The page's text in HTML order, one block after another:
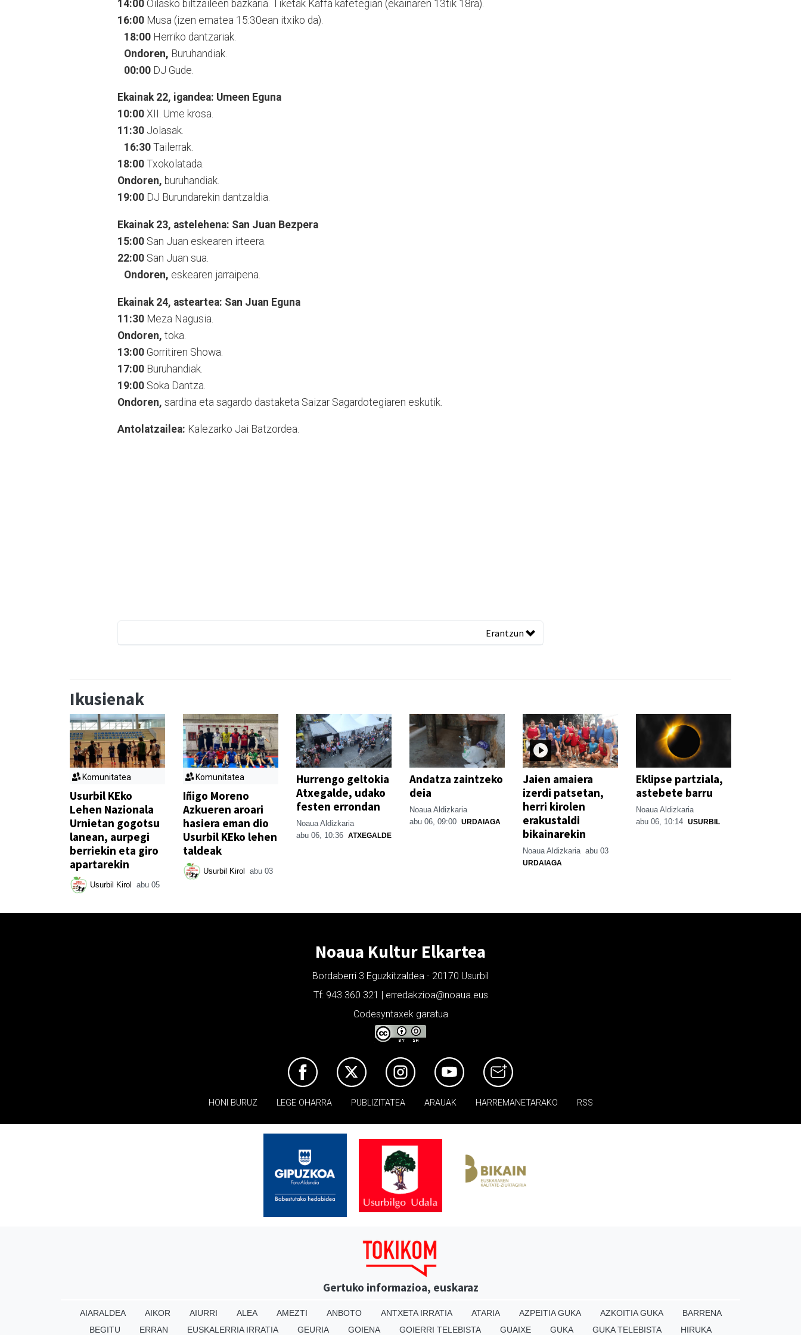
14:00 Oilasko biltzaileen bazkaria. Tiketak Kaffa kafetegian (ekainaren 13tik 18ra).
16:00 Musa (izen ematea 15:30ean itxiko da).
18:00 Herriko dantzariak.
Ondoren, Buruhandiak.
00:00 DJ Gude.
Ekainak 22, igandea: Umeen Eguna
10:00 XII. Ume krosa.
11:30 Jolasak.
16:30 Tailerrak.
18:00 Txokolatada.
Ondoren, buruhandiak.
19:00 DJ Burundarekin dantzaldia.
Ekainak 23, astelehena: San Juan Bezpera
15:00 San Juan eskearen irteera.
22:00 San Juan sua.
Ondoren, eskearen jarraipena.
Ekainak 24, asteartea: San Juan Eguna
11:30 Meza Nagusia.
Ondoren, toka.
13:00 Gorritiren Showa.
17:00 Buruhandiak.
19:00 Soka Dantza.
Ondoren, sardina eta sagardo dastaketa Saizar Sagardotegiaren eskutik.
Antolatzailea: Kalezarko Jai Batzordea.
Erantzun
Ikusienak
Komunitatea
Usurbil KEko
Lehen Nazionala
Urnietan gogotsu
lanean, aurpegi
berriekin eta giro
apartarekin
Usurbil Kirol abu 05
Komunitatea
Iñigo Moreno
Azkueren aroari
hasiera eman dio
Usurbil KEko lehen
taldeak
Usurbil Kirol abu 03
Hurrengo geltokia
Atxegalde, udako
festen errondan
Noaua Aldizkaria
abu 06, 10:36 ATXEGALDE
Andatza zaintzeko
deia
Noaua Aldizkaria
abu 06, 09:00 URDAIAGA
Jaien amaiera
izerdi patsetan,
herri kirolen
erakustaldi
bikainarekin
Noaua Aldizkaria abu 03
URDAIAGA
Eklipse partziala,
astebete barru
Noaua Aldizkaria
abu 06, 10:14 USURBIL
Noaua Kultur Elkartea
Bordaberri 3 Eguzkitzaldea - 20170 Usurbil
Tf: 943 360 321 | erredakzioa@noaua.eus
Codesyntaxek garatua
HONI BURUZ LEGE OHARRA PUBLIZITATEA ARAUAK HARREMANETARAKO RSS
Gertuko informazioa, euskaraz
AIARALDEA AIKOR AIURRI ALEA AMEZTI ANBOTO ANTXETA IRRATIA ATARIA AZPEITIA GUKA AZKOITIA GUKA
BARRENA
BEGITU
ERRAN EUSKALERRIA IRRATIA GEURIA GOIENA GOIERRI TELEBISTA GUAIXE GUKA GUKA TELEBISTA HIRUKA